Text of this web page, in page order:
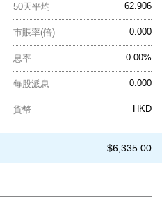
62.906
50天平均
0.000
市賬率(倍)
0.00%
息率
0.000
每股派息
HKD
貨幣
$6,335.00